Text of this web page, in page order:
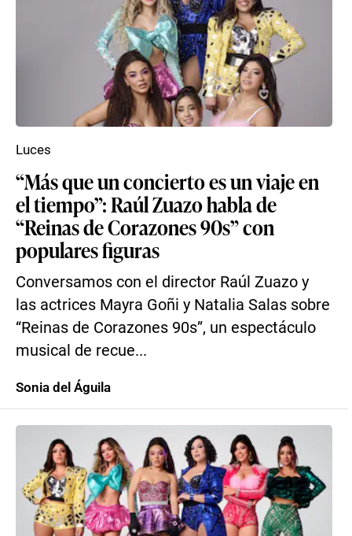
“Más que un concierto es un viaje en
el tiempo”: Raúl Zuazo habla de
“Reinas de Corazones 90s” con
populares figuras
Conversamos con el director Raúl Zuazo y
las actrices Mayra Goñi y Natalia Salas sobre
“Reinas de Corazones 90s”, un espectáculo
musical de recue...
Luces
Sonia del Águila